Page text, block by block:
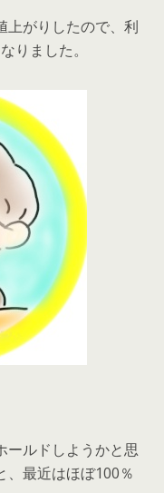
上がりしたので、利
りました。
ールドしようかと思
、最近はほぼ100％